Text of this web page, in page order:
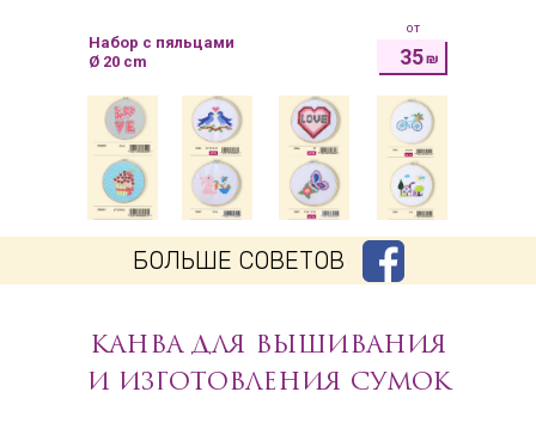
35₪
от
Набор с пяльцами
Ø 20 cm
БОЛЬШЕ СОВЕТОВ
КАНВА ДЛЯ ВЫШИВАНИЯ
И ИЗГОТОВЛЕНИЯ СУМОК